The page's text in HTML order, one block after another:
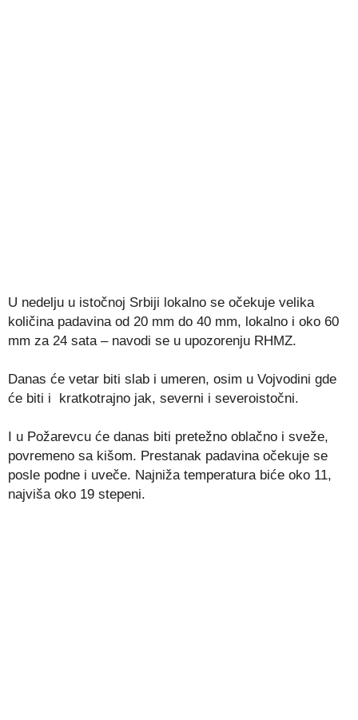
U nedelju u istočnoj Srbiji lokalno se očekuje velika
količina padavina od 20 mm do 40 mm, lokalno i oko 60
mm za 24 sata – navodi se u upozorenju RHMZ.
Danas će vetar biti slab i umeren, osim u Vojvodini gde
će biti i kratkotrajno jak, severni i severoistočni.
I u Požarevcu će danas biti pretežno oblačno i sveže,
povremeno sa kišom. Prestanak padavina očekuje se
posle podne i uveče. Najniža temperatura biće oko 11,
najviša oko 19 stepeni.